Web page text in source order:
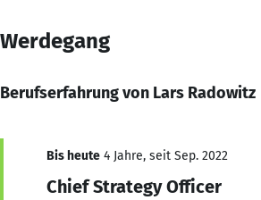
Werdegang
Berufserfahrung von Lars Radowitz
Bis heute 4 Jahre, seit Sep. 2022
Chief Strategy Officer